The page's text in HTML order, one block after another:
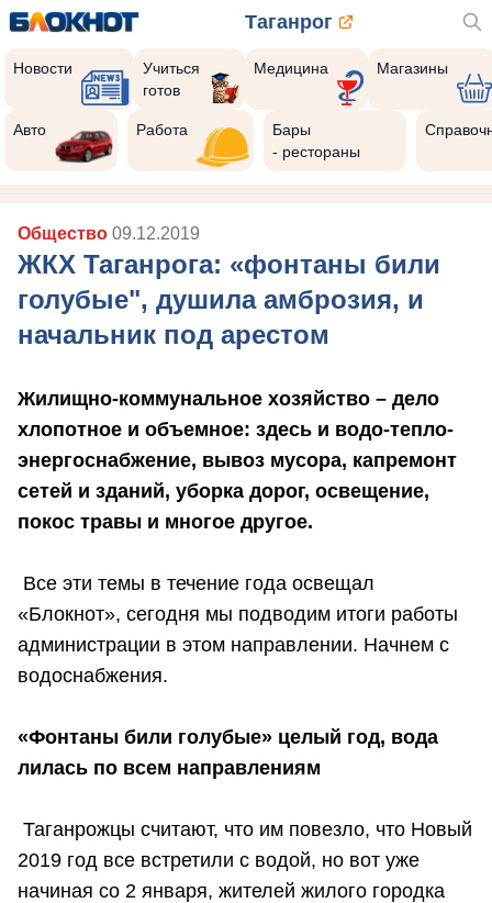
Таганрог
Новости
Учиться
готов
Медицина Магазины
Авто Работа
Бары
- рестораны
Общество 09.12.2019
ЖКХ Таганрога: «фонтаны били
голубые", душила амброзия, и
начальник под арестом
Жилищно-коммунальное хозяйство – дело
хлопотное и объемное: здесь и водо-тепло-
энергоснабжение, вывоз мусора, капремонт
сетей и зданий, уборка дорог, освещение,
покос травы и многое другое.
Все эти темы в течение года освещал
«Блокнот», сегодня мы подводим итоги работы
администрации в этом направлении. Начнем с
водоснабжения.
«Фонтаны били голубые» целый год, вода
лилась по всем направлениям
Таганрожцы считают, что им повезло, что Новый
2019 год все встретили с водой, но вот уже
начиная со 2 января, жителей жилого городка